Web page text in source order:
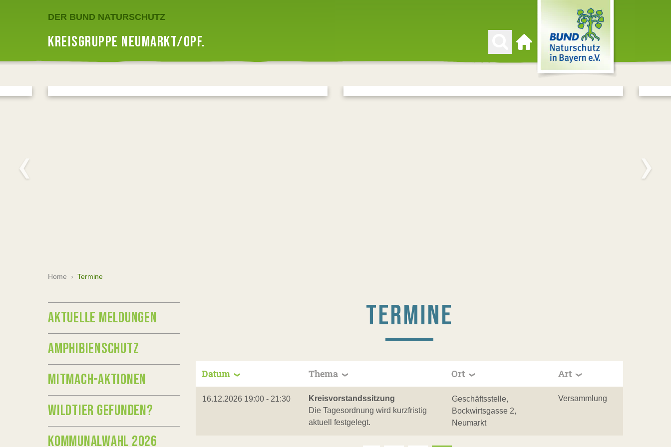
DER BUND NATURSCHUTZ
KREISGRUPPE NEUMARKT/OPF.
Zur Startseite
Home › Termine
TERMINE
Datum Thema Ort Art
16.12.2026 19:00 - 21:30
Kreisvorstandssitzung
Die Tagesordnung wird kurzfristig
aktuell festgelegt.
Geschäftsstelle,
Bockwirtsgasse 2,
Neumarkt
Versammlung
AKTUELLE MELDUNGEN
AMPHIBIENSCHUTZ
MITMACH-AKTIONEN
WILDTIER GEFUNDEN?
KOMMUNALWAHL 2026